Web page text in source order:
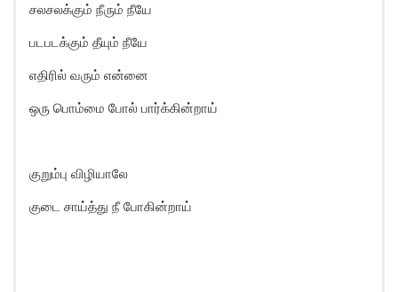
சலசலக்கும் நீரும் நீயே
படபடக்கும் தீயும் நீயே
எதிரில் வரும் என்னை
ஒரு பொம்மை போல் பார்க்கின்றாய்
குறும்பு விழியாலே
குடை சாய்த்து நீ போகின்றாய்